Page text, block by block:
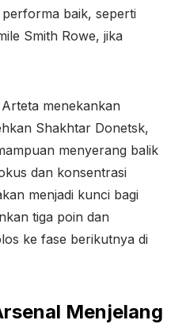
baik, seperti
Smith Rowe, jika
Arteta menekankan
Shakhtar Donetsk,
menyerang balik
dan konsentrasi
menjadi kunci bagi
tiga poin dan
ke fase berikutnya di
Menjelang